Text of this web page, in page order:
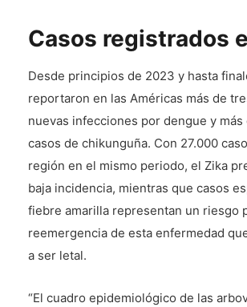
Casos registrados
Desde principios de 2023 y hasta
reportaron en las Américas más de
nuevas infecciones por dengue y
casos de chikunguña. Con 27.000
región en el mismo periodo, el Zika
baja incidencia, mientras que casos
fiebre amarilla representan un riesgo
reemergencia de esta enfermedad
a ser letal.
“El cuadro epidemiológico de las